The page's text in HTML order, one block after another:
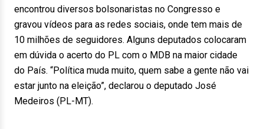
encontrou diversos bolsonaristas no Congresso e
gravou vídeos para as redes sociais, onde tem mais de
10 milhões de seguidores. Alguns deputados colocaram
em dúvida o acerto do PL com o MDB na maior cidade
do País. “Política muda muito, quem sabe a gente não vai
estar junto na eleição”, declarou o deputado José
Medeiros (PL-MT).